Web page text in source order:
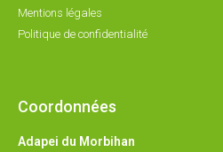
Mentions légales
Politique de confidentialité
Coordonnées
Adapei du Morbihan